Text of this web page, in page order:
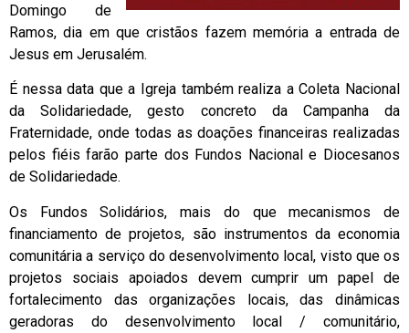
Domingo de
Ramos, dia em que cristãos fazem memória a entrada de
Jesus em Jerusalém.
É nessa data que a Igreja também realiza a Coleta Nacional
da Solidariedade, gesto concreto da Campanha da
Fraternidade, onde todas as doações financeiras realizadas
pelos fiéis farão parte dos Fundos Nacional e Diocesanos
de Solidariedade.
Os Fundos Solidários, mais do que mecanismos de
financiamento de projetos, são instrumentos da economia
comunitária a serviço do desenvolvimento local, visto que os
projetos sociais apoiados devem cumprir um papel de
fortalecimento das organizações locais, das dinâmicas
geradoras do desenvolvimento local / comunitário,